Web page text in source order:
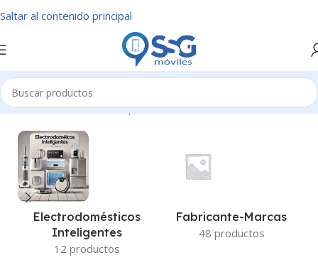
Saltar al contenido principal
Inicio/Diseño - Grosor del producto/7.4 mm
Electrodomésticos
Inteligentes
12 productos
Fabricante-Marcas
48 productos